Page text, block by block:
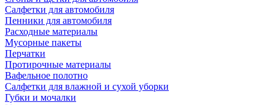
Салфетки для автомобиля
Пенники для автомобиля
Расходные материалы
Мусорные пакеты
Перчатки
Протирочные материалы
Вафельное полотно
Салфетки для влажной и сухой уборки
Губки и мочалки